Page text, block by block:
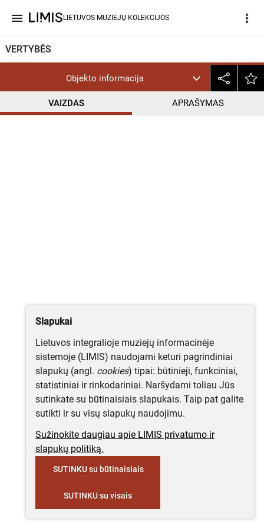
menu LIETUVOS MUZIEJŲ KOLEKCIJOS more_vert
VERTYBĖS
Objekto informacija
VAIZDAS APRAŠYMAS
Slapukai
Lietuvos integralioje muziejų informacinėje
sistemoje (LIMIS) naudojami keturi pagrindiniai
slapukų (angl. cookies) tipai: būtinieji, funkciniai,
statistiniai ir rinkodariniai. Naršydami toliau Jūs
sutinkate su būtinaisiais slapukais. Taip pat galite
sutikti ir su visų slapukų naudojimu.
Sužinokite daugiau apie LIMIS privatumo ir
slapukų politiką.
SUTINKU su būtinaisiais
SUTINKU su visais